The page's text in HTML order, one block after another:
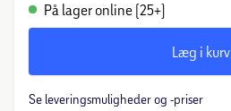
På lager online (25+)
Læg i kurv
Se leveringsmuligheder og -priser